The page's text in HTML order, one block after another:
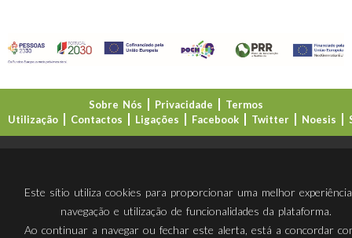
Sobre Nós Privacidade
Termos
Utilização
Contactos Ligações Facebook Twitter Noesis
Este sítio utiliza cookies para proporcionar uma melhor
navegação e utilização de funcionalidades da plataforma.
Ao continuar a navegar ou fechar este alerta, está a concordar